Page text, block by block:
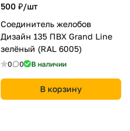
500 ₽/шт
Соединитель желобов
Дизайн 135 ПВХ Grand Line
зелёный (RAL 6005)
0 0 В наличии
В корзину